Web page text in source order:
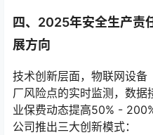
四、2025年安全生产责
展方向
技术创新层面，物联网设备
厂风险点的实时监测，数
业保费动态提高50% -
公司推出三大创新模式：